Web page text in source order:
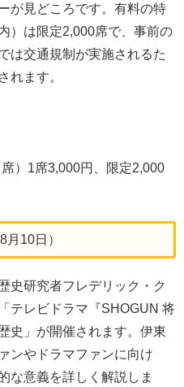
が見どころです。有料の特
）は限定2,000席で、事前の
は交通規制が実施されるた
れます。
）1席3,000円、限定2,000
10日）
史研究者フレデリック・ク
テレビドラマ『SHOGUN 将
史」が開催されます。伊東
ンやドラマファンに向け
な意義を詳しく解説しま